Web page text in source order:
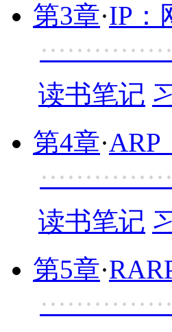
第3章·IP：
读书笔记
第4章·ARP
读书笔记
第5章·